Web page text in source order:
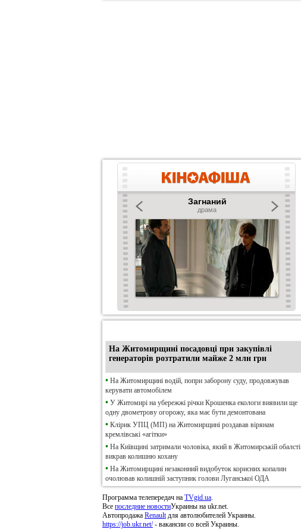
На Житомирщині посадовці при закупівлі
генераторів розтратили майже 2 млн грн
• На Житомирщині водій, попри заборону суду, продовжував
керувати автомобілем
• У Житомирі на убережжі річки Крошенка екологи виявили ще
одну двометрову огорожу, яка має бути демонтована
• Клірик УПЦ (МП) на Житомирщині роздавав вірянам
кремлівські «агітки»
• На Київщині затримали чоловіка, який в Житомирській обалсті
викрав колишню кохану
• На Житомирщині незаконний видобуток корисних копалин
очолював колишній заступник голови Луганської ОДА
Программа телепередач на TVgid.ua.
Все последние новостиУкраины на ukr.net.
Автопродажа Renaultдля автолюбителей Украины.
https://job.ukr.net/- вакансии со всей Украины.